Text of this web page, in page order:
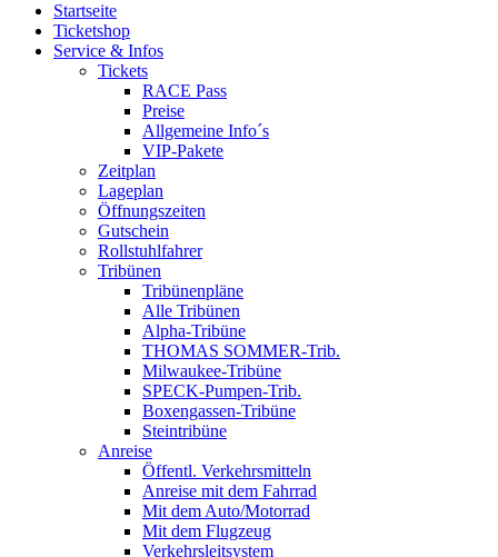
Startseite
Ticketshop
Service & Infos
Tickets
RACE Pass
Preise
Allgemeine Info´s
VIP-Pakete
Zeitplan
Lageplan
Öffnungszeiten
Gutschein
Rollstuhlfahrer
Tribünen
Tribünenpläne
Alle Tribünen
Alpha-Tribüne
THOMAS SOMMER-Trib.
Milwaukee-Tribüne
SPECK-Pumpen-Trib.
Boxengassen-Tribüne
Steintribüne
Anreise
Öffentl. Verkehrsmitteln
Anreise mit dem Fahrrad
Mit dem Auto/Motorrad
Mit dem Flugzeug
Verkehrsleitsystem